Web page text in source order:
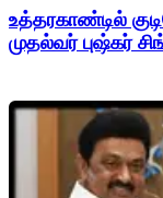
உத்தரகாண்டில்
முதல்வர் புஷ்கர்